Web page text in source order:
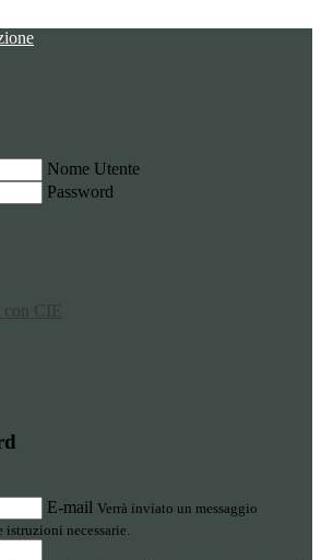
Nome Utente
Password
CIE
E-mail Verrà inviato un messaggio
necessarie.